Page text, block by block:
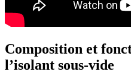
Composition et
l’isolant sous-vide